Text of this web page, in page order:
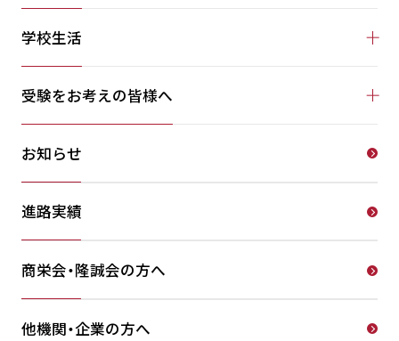
学校生活
受験をお考えの皆様へ
お知らせ
進路実績
商栄会・隆誠会の方へ
他機関・企業の方へ